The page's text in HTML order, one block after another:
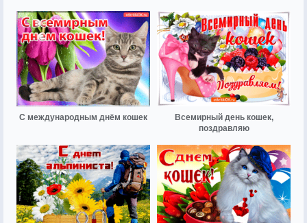
С международным днём кошек
Всемирный день кошек,
поздравляю